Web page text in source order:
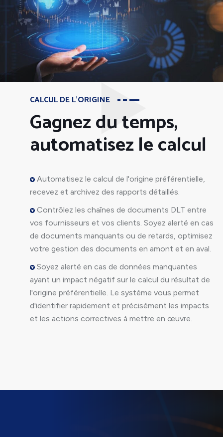
CALCUL DE L'ORIGINE
Gagnez du temps,
automatisez le calcul
Automatisez le calcul de l'origine préférentielle,
recevez et archivez des rapports détaillés.
Contrôlez les chaînes de documents DLT entre
vos fournisseurs et vos clients. Soyez alerté en cas
de documents manquants ou de retards, optimisez
votre gestion des documents en amont et en aval.
Soyez alerté en cas de données manquantes
ayant un impact négatif sur le calcul du résultat de
l'origine préférentielle. Le système vous permet
d'identifier rapidement et précisément les impacts
et les actions correctives à mettre en œuvre.